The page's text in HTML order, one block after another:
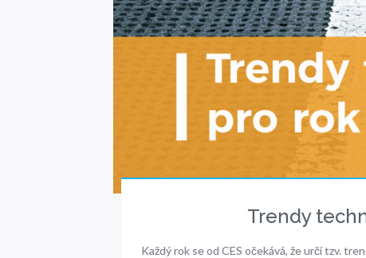
Trendy
Každý rok se od CES očekává, že určí tzv.